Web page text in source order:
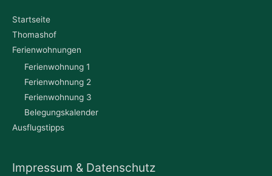
Startseite
Thomashof
Ferienwohnungen
Ferienwohnung 1
Ferienwohnung 2
Ferienwohnung 3
Belegungskalender
Ausflugstipps
Impressum & Datenschutz